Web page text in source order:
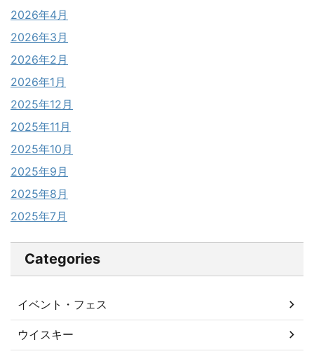
2026年4月
2026年3月
2026年2月
2026年1月
2025年12月
2025年11月
2025年10月
2025年9月
2025年8月
2025年7月
Categories
イベント・フェス
ウイスキー